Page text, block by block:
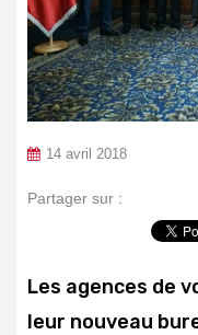
14 avril 2018
Partager sur :
Les agences de
leur nouveau